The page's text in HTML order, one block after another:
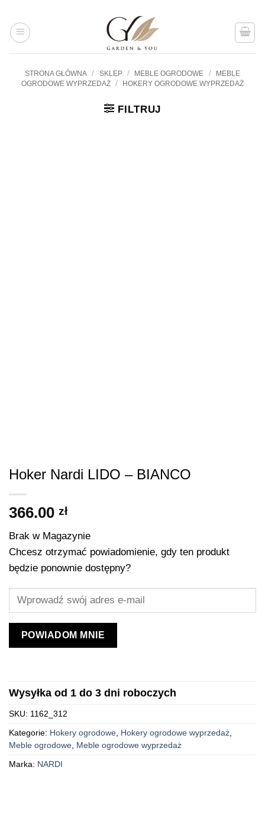
treści
STRONA GŁÓWNA / SKLEP / MEBLE OGRODOWE /
MEBLE
OGRODOWE WYPRZEDAŻ / HOKERY OGRODOWE WYPRZEDAŻ
FILTRUJ
Hoker Nardi LIDO – BIANCO
366.00 zł
Brak w Magazynie
Chcesz otrzymać powiadomienie, gdy ten produkt
będzie ponownie dostępny?
POWIADOM MNIE
Wysyłka od 1 do 3 dni roboczych
SKU: 1162_312
Kategorie: Hokery ogrodowe, Hokery ogrodowe wyprzedaż,
Meble ogrodowe, Meble ogrodowe wyprzedaż
Marka: NARDI